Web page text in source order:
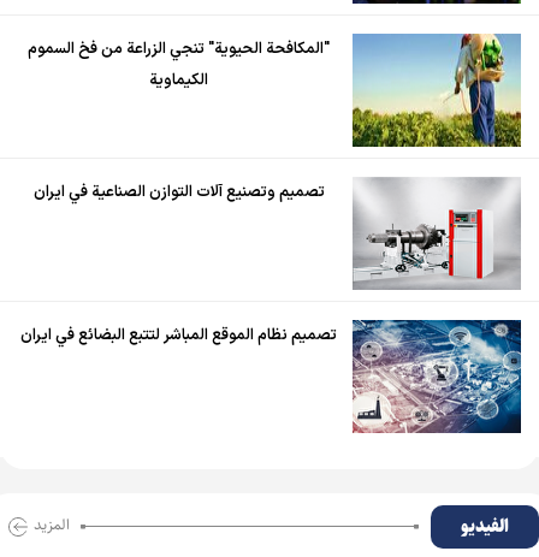
"المكافحة الحيوية" تنجي الزراعة من فخ السموم
الكيماوية
تصميم وتصنيع آلات التوازن الصناعية في ايران
تصميم نظام الموقع المباشر لتتبع البضائع في ايران
الفیدیو المزید